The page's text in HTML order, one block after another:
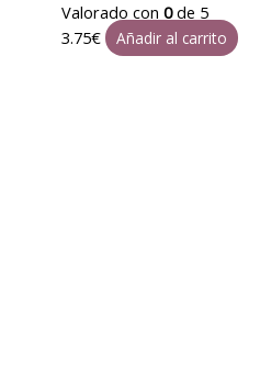
Valorado con 0de 5
3.75€ Añadir al carrito